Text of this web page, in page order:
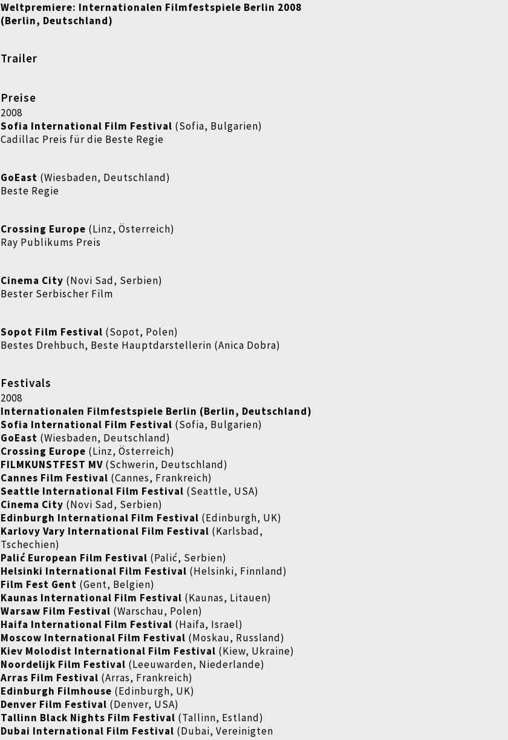
Weltpremiere: Internationalen Filmfestspiele Berlin 2008
(Berlin, Deutschland)
Trailer
Preise
2008
Sofia International Film Festival (Sofia, Bulgarien)
Cadillac Preis für die Beste Regie
GoEast (Wiesbaden, Deutschland)
Beste Regie
Crossing Europe (Linz, Österreich)
Ray Publikums Preis
Cinema City (Novi Sad, Serbien)
Bester Serbischer Film
Sopot Film Festival (Sopot, Polen)
Bestes Drehbuch, Beste Hauptdarstellerin (Anica Dobra)
Festivals
2008
Internationalen Filmfestspiele Berlin (Berlin, Deutschland)
Sofia International Film Festival (Sofia, Bulgarien)
GoEast (Wiesbaden, Deutschland)
Crossing Europe (Linz, Österreich)
FILMKUNSTFEST MV (Schwerin, Deutschland)
Cannes Film Festival (Cannes, Frankreich)
Seattle International Film Festival (Seattle, USA)
Cinema City (Novi Sad, Serbien)
Edinburgh International Film Festival (Edinburgh, UK)
Karlovy Vary International Film Festival (Karlsbad,
Tschechien)
Palić European Film Festival (Palić, Serbien)
Helsinki International Film Festival (Helsinki, Finnland)
Film Fest Gent (Gent, Belgien)
Kaunas International Film Festival (Kaunas, Litauen)
Warsaw Film Festival (Warschau, Polen)
Haifa International Film Festival (Haifa, Israel)
Moscow International Film Festival (Moskau, Russland)
Kiev Molodist International Film Festival (Kiew, Ukraine)
Noordelijk Film Festival (Leeuwarden, Niederlande)
Arras Film Festival (Arras, Frankreich)
Edinburgh Filmhouse (Edinburgh, UK)
Denver Film Festival (Denver, USA)
Tallinn Black Nights Film Festival (Tallinn, Estland)
Dubai International Film Festival (Dubai,Vereinigten